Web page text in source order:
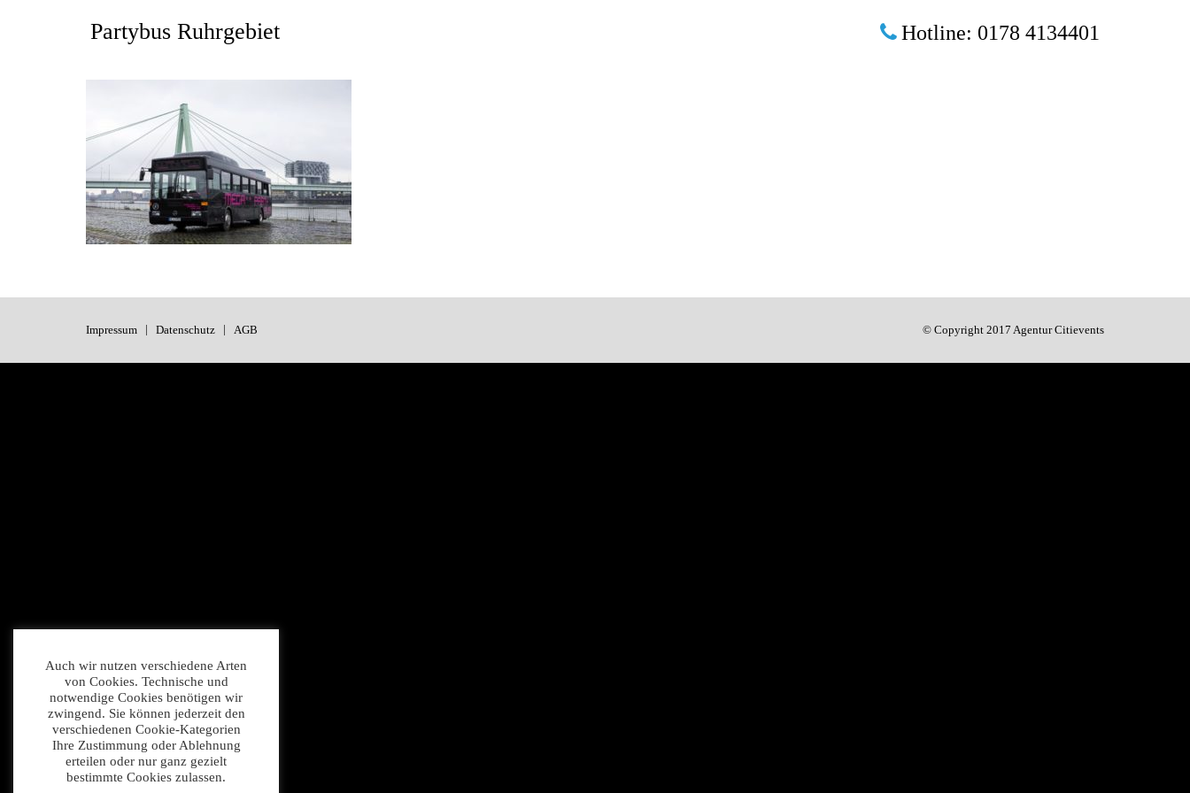
Partybus Ruhrgebiet Hotline: 0178 4134401
Impressum Datenschutz AGB © Copyright 2017 Agentur Citievents
Auch wir nutzen verschiedene Arten
von Cookies. Technische und
notwendige Cookies benötigen wir
zwingend. Sie können jederzeit den
verschiedenen Cookie-Kategorien
Ihre Zustimmung oder Ablehnung
erteilen oder nur ganz gezielt
bestimmte Cookies zulassen.